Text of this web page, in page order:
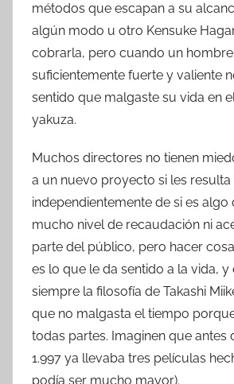
métodos que escapan a su
algún modo u otro Kensuke
cobrarla, pero cuando un
suficientemente fuerte y valiente
sentido que malgaste su vida en
yakuza.
Muchos directores no tienen
a un nuevo proyecto si les resulta
independientemente de si es algo
mucho nivel de recaudación ni
parte del público, pero hacer
es lo que le da sentido a la vida, y
siempre la filosofía de Takashi
que no malgasta el tiempo
todas partes. Imaginen que antes
1.997 ya llevaba tres películas
podía ser mucho mayor).